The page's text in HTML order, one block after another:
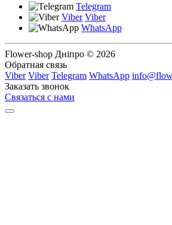
Telegram
Viber Viber
WhatsApp
Flower-shop Дніпро © 2026
Обратная связь
Viber Viber Telegram WhatsApp
Заказать звонок
Связаться с нами